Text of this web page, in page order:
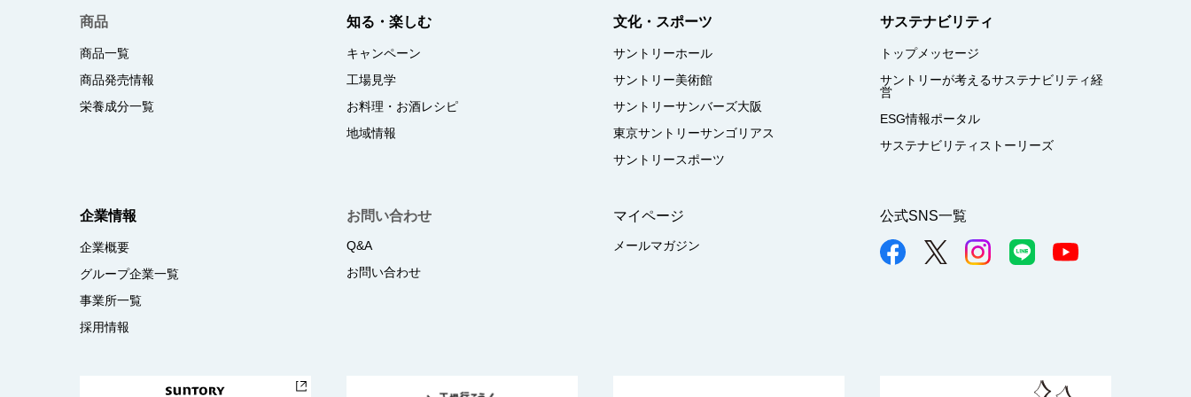
商品
商品一覧
商品発売情報
栄養成分一覧
知る・楽しむ
キャンペーン
工場見学
お料理・お酒レシピ
地域情報
文化・スポーツ
サントリーホール
サントリー美術館
サントリーサンバーズ大阪
東京サントリーサンゴリアス
サントリースポーツ
サステナビリティ
トップメッセージ
サントリーが考えるサステナビリティ経
営
ESG情報ポータル
サステナビリティストーリーズ
企業情報
企業概要
グループ企業一覧
事業所一覧
採用情報
お問い合わせ
Q&A
お問い合わせ
マイページ
メールマガジン
公式SNS一覧